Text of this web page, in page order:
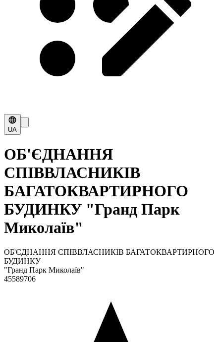
UA
ОБ'ЄДНАННЯ
СПІВВЛАСНИКІВ
БАГАТОКВАРТИРНОГО
БУДИНКУ "Гранд Парк
Миколаїв"
ОБ'ЄДНАННЯ СПІВВЛАСНИКІВ БАГАТОКВАРТИРНОГО
БУДИНКУ
"Гранд Парк Миколаїв"
45589706